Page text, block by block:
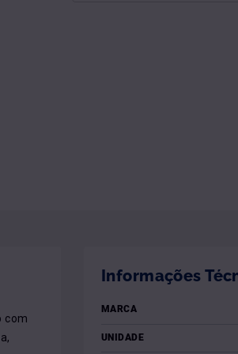
com
Informações
MARCA
UNIDADE